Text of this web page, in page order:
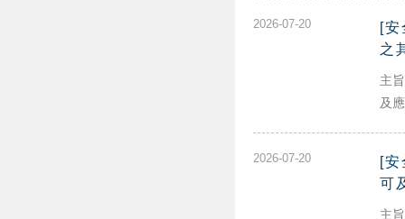
2026-07-20
[
之
主
及
2026-07-20
[安
可
主